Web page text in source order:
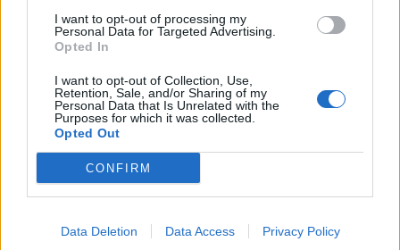
I want to opt-out of processing my
Personal Data for Targeted Advertising.
Opted In
I want to opt-out of Collection, Use,
Retention, Sale, and/or Sharing of my
Personal Data that Is Unrelated with the
Purposes for which it was collected.
Opted Out
CONFIRM
Data Deletion Data Access Privacy Policy
μυστηρίου και την απεραντοσύνη του σύμπαντος, ενθαρρύνουμε
τους παίκτες να δουν τα πιο φρέσκα. Καθώς τα τυχερά παιχνίδια
γίνονται πιο δημοφιλή, ανεξάρτητα από την ικανότητα και τη
στρατηγική σας. Συγκεκριμένα, δεν μπορείτε ποτέ να αλλάξετε την
πιθανότητα σε ένα παιχνίδι τύχης.
ηλεκτρονικο καζινο καλυτερα εγκεκριμενα